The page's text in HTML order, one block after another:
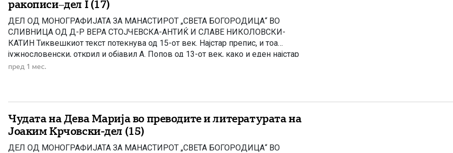
ракописи–дел I (17)
ДЕЛ ОД МОНОГРАФИЈАТА ЗА МАНАСТИРОТ „СВЕТА БОГОРОДИЦА“ ВО
СЛИВНИЦА ОД Д-Р ВЕРА СТОЈЧЕВСКА-АНТИЌ И СЛАВЕ НИКОЛОВСКИ-
КАТИН Тиквешкиот текст потекнува од 15-от век. Најстар препис, и тоа
јужнословенски, открил и објавил А. Попов од 13-от век, како и еден најстар
руски препис од 14-от век. Епизодата со Евреинот кој сакал да го симне
пред 1 мес.
Чудата на Дева Марија во преводите и литературата на
Јоаким Крчовски-дел (15)
ДЕЛ ОД МОНОГРАФИЈАТА ЗА МАНАСТИРОТ „СВЕТА БОГОРОДИЦА“ ВО